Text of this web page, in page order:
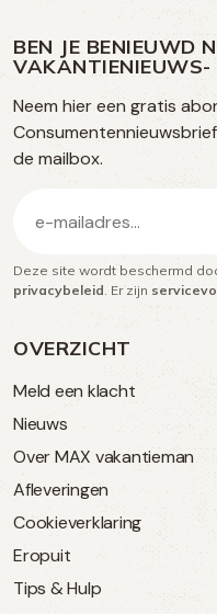
OVERZICHT
Meld een klacht
Nieuws
Over MAX vakantieman
Afleveringen
Cookieverklaring
Eropuit
Tips & Hulp
op
social
media
op
Facebook
op
TikTok
op
Instagram
BEN JE BENIEUWD
VAKANTIENIEUWS-
Neem hier een gratis
de mailbox.
mailadres
(Vereist)
Deze site wordt beschermd
privacybeleid . Er zijn